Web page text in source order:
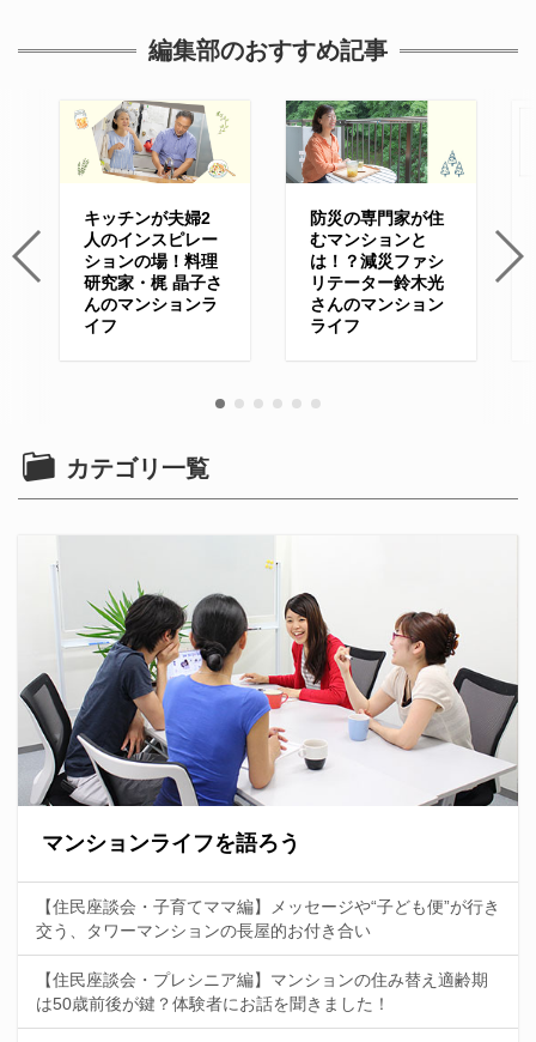
編集部のおすすめ記事
キッチンが夫婦2
人のインスピレー
ションの場！料理
研究家・梶 晶子さ
んのマンションラ
イフ
防災の専門家が住
むマンションと
は！？減災ファシ
リテーター鈴木光
さんのマンション
ライフ
カテゴリ一覧
マンションライフを語ろう
【住民座談会・子育てママ編】メッセージや“子ども便”が行き
交う、タワーマンションの長屋的お付き合い
【住民座談会・プレシニア編】マンションの住み替え適齢期
は50歳前後が鍵？体験者にお話を聞きました！